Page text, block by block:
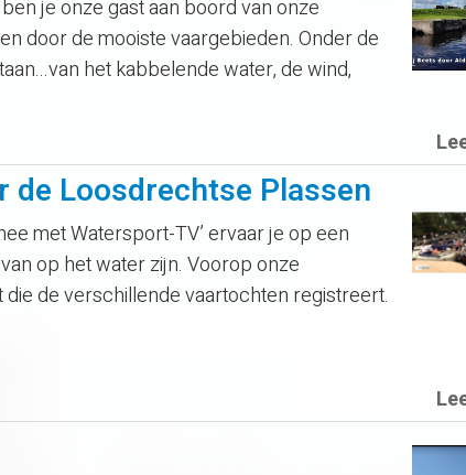
je onze gast aan boord van onze
door de mooiste vaargebieden. Onder de
het kabbelende water, de wind,
de Loosdrechtse Plassen
met Watersport-TV’ ervaar je op een
op het water zijn. Voorop onze
de verschillende vaartochten registreert.